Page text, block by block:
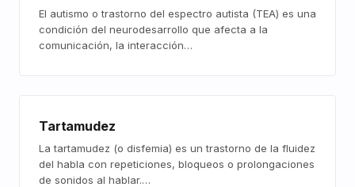
El autismo o trastorno del espectro autista (TEA) es una
condición del neurodesarrollo que afecta a la
comunicación, la interacción…
Tartamudez
La tartamudez (o disfemia) es un trastorno de la fluidez
del habla con repeticiones, bloqueos o prolongaciones
de sonidos al hablar.…